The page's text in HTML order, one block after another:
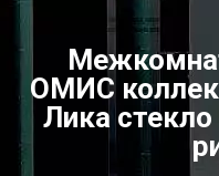
ОМИС
Лика